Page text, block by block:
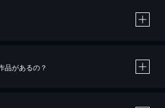
品があるの？